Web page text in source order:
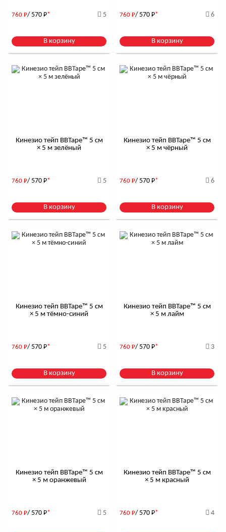
760 Р/ 570 Р* 5
В корзину
760 Р/ 570 Р* 6
В корзину
Кинезио тейп BBTape™ 5 см
× 5 м зелёный
760 Р/ 570 Р* 5
В корзину
Кинезио тейп BBTape™ 5 см
× 5 м чёрный
760 Р/ 570 Р* 6
В корзину
Кинезио тейп BBTape™ 5 см
× 5 м тёмно-синий
760 Р/ 570 Р* 5
В корзину
Кинезио тейп BBTape™ 5 см
× 5 м лайм
760 Р/ 570 Р* 3
В корзину
Кинезио тейп BBTape™ 5 см
× 5 м оранжевый
760 Р/ 570 Р* 5
Кинезио тейп BBTape™ 5 см
× 5 м красный
760 Р/ 570 Р* 4